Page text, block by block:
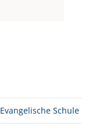
Evangelische Schule